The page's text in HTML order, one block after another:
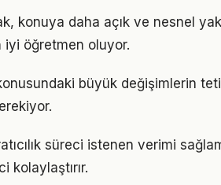
konuya daha açık ve nesnel
iyi öğretmen oluyor.
büyük değişimlerin
süreci istenen verimi
kolaylaştırır.